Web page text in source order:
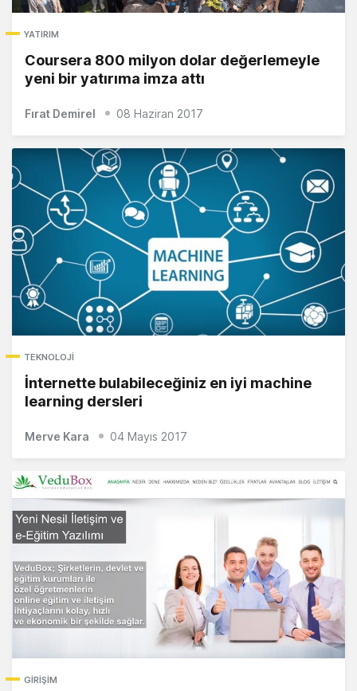
YATIRIM
Coursera 800 milyon dolar değerlemeyle
yeni bir yatırıma imza attı
Fırat Demirel 08 Haziran 2017
TEKNOLOJI
İnternette bulabileceğiniz en iyi machine
learning dersleri
Merve Kara 04 Mayıs 2017
GIRIŞIM